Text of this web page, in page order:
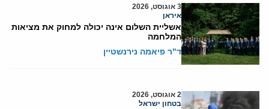
3 אוגוסט, 2026
איראן
אשליית השלום אינה יכולה למחוק את מציאות
המלחמה
ד"ר פיאמה נירנשטיין
2 אוגוסט, 2026
בטחון ישראל